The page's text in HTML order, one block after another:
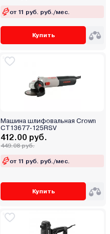
от 11 руб. руб./мес.
Купить
Машина шлифовальная Crown
CT13677-125RSV
412.00 руб.
449.08 руб.
от 11 руб. руб./мес.
Купить